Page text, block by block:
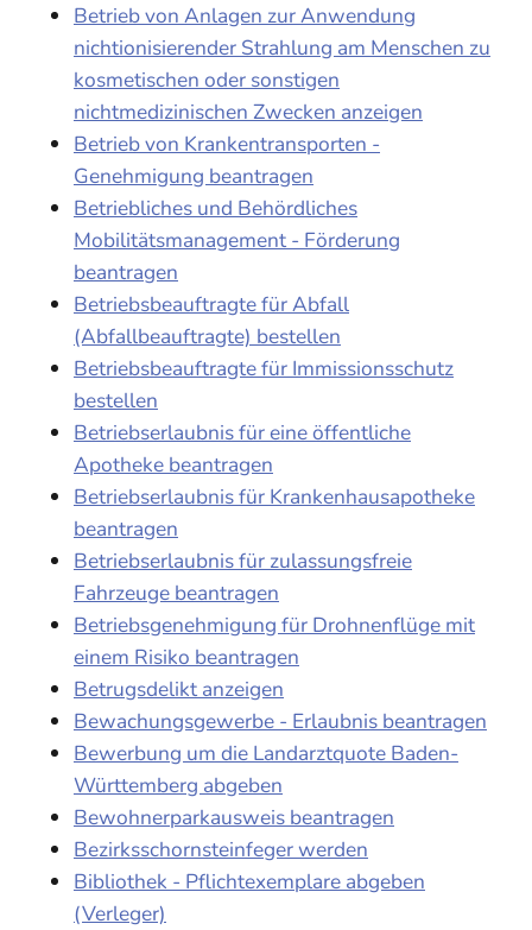
Betrieb von Anlagen zur Anwendung
nichtionisierender Strahlung am Menschen zu
kosmetischen oder sonstigen
nichtmedizinischen Zwecken anzeigen
Betrieb von Krankentransporten -
Genehmigung beantragen
Betriebliches und Behördliches
Mobilitätsmanagement - Förderung
beantragen
Betriebsbeauftragte für Abfall
(Abfallbeauftragte) bestellen
Betriebsbeauftragte für Immissionsschutz
bestellen
Betriebserlaubnis für eine öffentliche
Apotheke beantragen
Betriebserlaubnis für Krankenhausapotheke
beantragen
Betriebserlaubnis für zulassungsfreie
Fahrzeuge beantragen
Betriebsgenehmigung für Drohnenflüge mit
einem Risiko beantragen
Betrugsdelikt anzeigen
Bewachungsgewerbe - Erlaubnis beantragen
Bewerbung um die Landarztquote Baden-
Württemberg abgeben
Bewohnerparkausweis beantragen
Bezirksschornsteinfeger werden
Bibliothek - Pflichtexemplare abgeben
(Verleger)